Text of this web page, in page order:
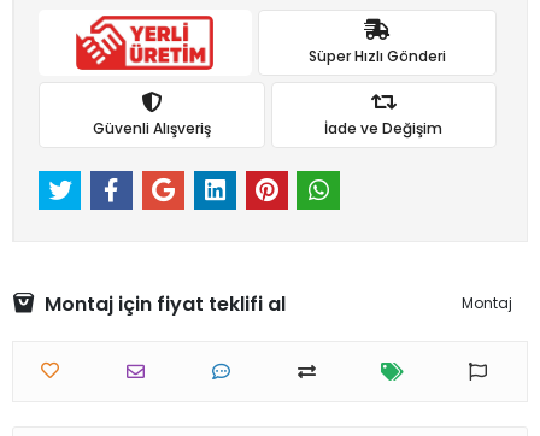
Süper Hızlı Gönderi
Güvenli Alışveriş İade ve Değişim
Montaj için fiyat teklifi al Montaj